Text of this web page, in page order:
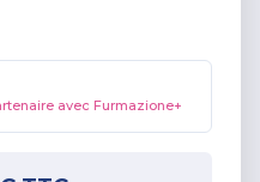
avec Furmazione+